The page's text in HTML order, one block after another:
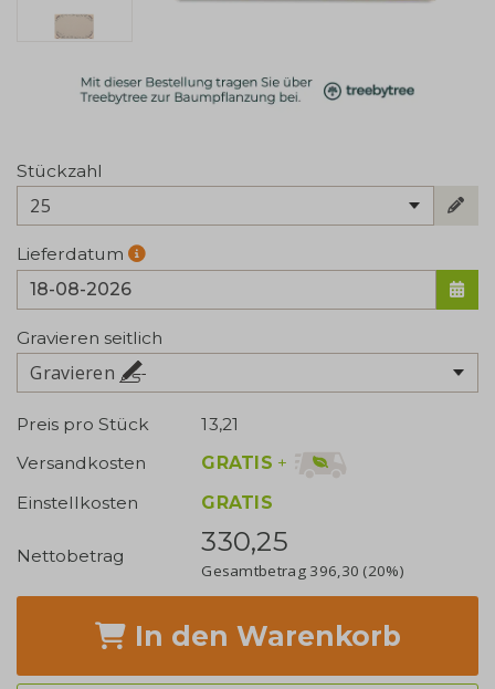
Stückzahl
25
Lieferdatum
Gravieren seitlich
Gravieren
Preis pro Stück
13,21
Versandkosten
GRATIS +
Einstellkosten
GRATIS
Nettobetrag 330,25
Gesamtbetrag 396,30 (20%)
In den Warenkorb